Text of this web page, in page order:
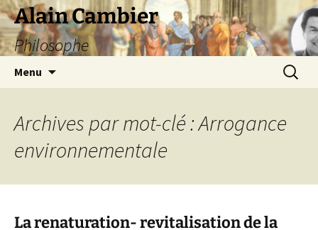
Aller
au
contenu
Alain Cambier
Philosophe
Menu
Archives par mot-clé : Arrogance
environnementale
La renaturation- revitalisation de la